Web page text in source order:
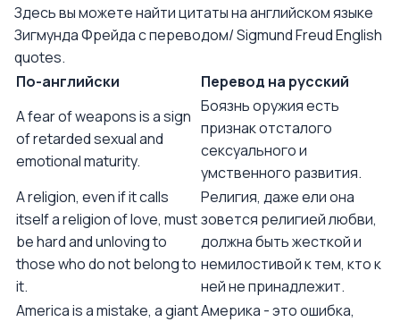
Здесь вы можете найти цитаты на английском языке
Зигмунда Фрейда с переводом/ Sigmund Freud English
quotes.
По-английски
Перевод на русский
A fear of weapons is a sign
of retarded sexual and
emotional maturity.
Боязнь оружия есть
признак отсталого
сексуального и
умственного развития.
A religion, even if it calls
itself a religion of love, must
be hard and unloving to
those who do not belong to
it.
Религия, даже ели она
зовется религией любви,
должна быть жесткой и
немилостивой к тем, кто к
ней не принадлежит.
America is a mistake, a giantАмерика - это ошибка,